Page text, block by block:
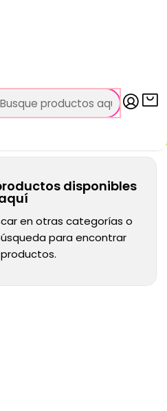
en Regiones
Cuerdas Frotadas
de Goma
de Goma
disponibles
en otras categorías o
para encontrar